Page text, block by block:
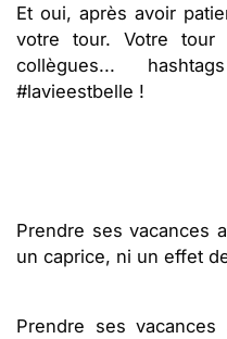
Et oui, après avoir
votre tour. Votre
collègues...
#lavieestbelle !
Prendre ses vacances
un caprice, ni un effet
Prendre ses